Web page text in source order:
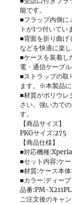
能です。
■フラップ内側に
トが1つ付いてい
■背面を折り曲げ
などを快適に楽し
■ケースを装着し
電・通信ケーブ
■ストラップの取
ます。※本製品に
■材質がポリウレ
さい。強い力で
す。
【商品サイズ】
PKGサイズ:275
【商品仕様】
■対応機種
■セット内容:ケ
■材質:ケース本
■カラー:ディープ
品番:PM-
ご注文後のキャ